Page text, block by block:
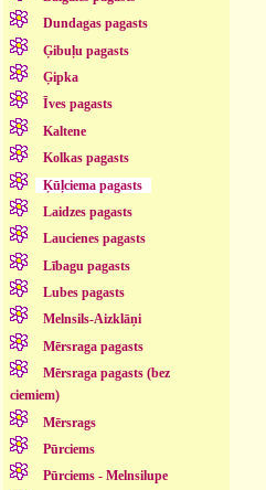
Dundagas pagasts
Ģibuļu pagasts
Ģipka
Īves pagasts
Kaltene
Kolkas pagasts
Ķūļciema pagasts
Laidzes pagasts
Laucienes pagasts
Lībagu pagasts
Lubes pagasts
Melnsils-Aizklāņi
Mērsraga pagasts
Mērsraga pagasts (bez
ciemiem)
Mērsrags
Pūrciems
Pūrciems - Melnsilupe